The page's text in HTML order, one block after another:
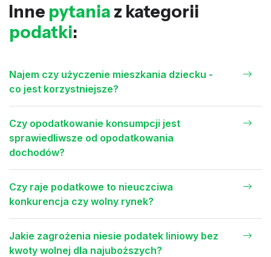
Inne pytania z kategorii
podatki:
Najem czy użyczenie mieszkania dziecku -
co jest korzystniejsze?
Czy opodatkowanie konsumpcji jest
sprawiedliwsze od opodatkowania
dochodów?
Czy raje podatkowe to nieuczciwa
konkurencja czy wolny rynek?
Jakie zagrożenia niesie podatek liniowy bez
kwoty wolnej dla najuboższych?